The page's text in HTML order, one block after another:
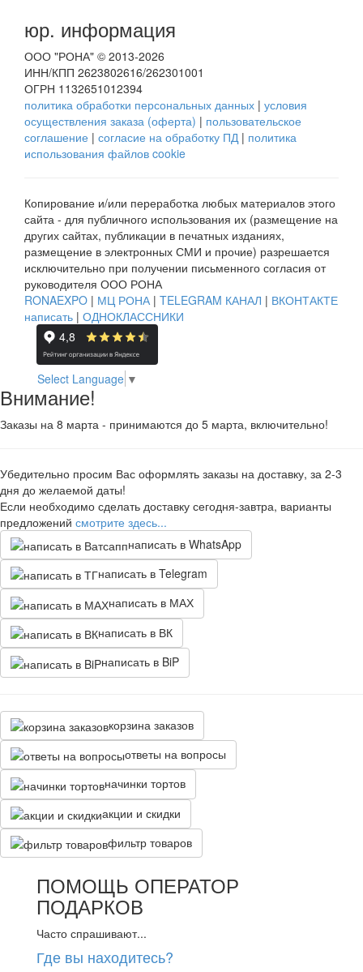
юр. информация
ООО "РОНА" © 2013-2026
ИНН/КПП 2623802616/262301001
ОГРН 1132651012394
политика обработки персональных данных | условия
осуществления заказа (оферта) | пользовательское
соглашение | согласие на обработку ПД| политика
использования файлов cookie
Копирование и/или переработка любых материалов этого
сайта - для публичного использования их (размещение на
других сайтах, публикации в печатных изданиях,
размещение в электронных СМИ и прочие) разрешается
исключительно при получении письменного согласия от
руководителя ООО РОНА
RONAEXPO | МЦ РОНА| TELEGRAM КАНАЛ | ВКОНТАКТЕ
написать | ОДНОКЛАССНИКИ
Select Language ▼
Внимание!
Заказы на 8 марта - принимаются до 5 марта, включительно!
Убедительно просим Вас оформлять заказы на доставку, за 2-3
дня до желаемой даты!
Если необходимо сделать доставку сегодня-завтра, варианты
предложений смотрите здесь...
написать в WhatsApp
написать в Telegram
написать в МАХ
написать в ВК
написать в BiP
корзина заказов
ответы на вопросы
начинки тортов
акции и скидки
фильтр товаров
ПОМОЩЬ ОПЕРАТОР
ПОДАРКОВ
Часто спрашивают...
Где вы находитесь?